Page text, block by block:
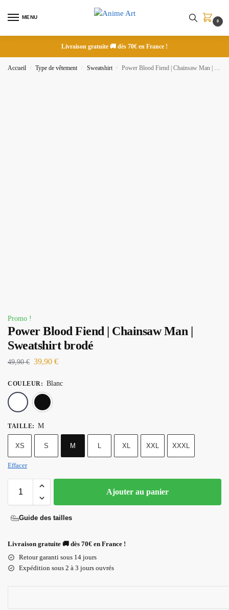
MENU
0
Livraison gratuite 🚚 dès 70€ en France !
Accueil / Type de vêtement / Sweatshirt / Power Blood Fiend | Chainsaw Man | Sweatshirt brodé
Promo !
Power Blood Fiend | Chainsaw Man |
Sweatshirt brodé
49,90€ 39,90 €
COULEUR : Blanc
TAILLE: M
XS S M L XL XXL XXXL
Effacer
Ajouter au panier
Guide des tailles
Livraison gratuite 🚚 dès 70€ en France !
Retour garanti sous 14 jours
Expédition sous 2 à 3 jours ouvrés